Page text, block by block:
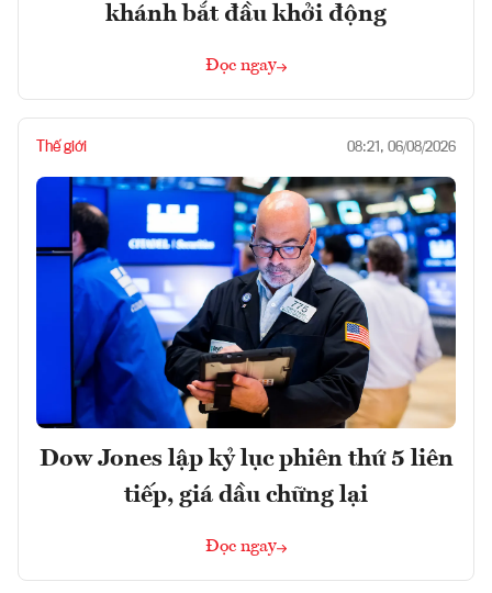
khánh bắt đầu khởi động
Đọc ngay
Thế giới 08:21, 06/08/2026
Dow Jones lập kỷ lục phiên thứ 5 liên
tiếp, giá dầu chững lại
Đọc ngay